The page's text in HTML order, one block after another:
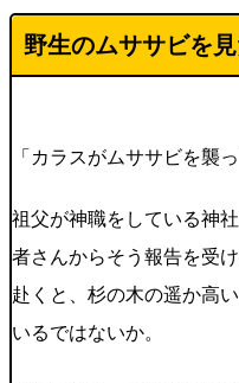
野生のムササビを見
「カラスがムササビを襲
祖父が神職をしている神
者さんからそう報告を受
赴くと、杉の木の遥か高
いるではないか。